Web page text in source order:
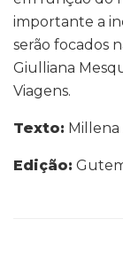
importante a
serão focados
Giulliana
Viagens.
Texto: Millena
Edição: